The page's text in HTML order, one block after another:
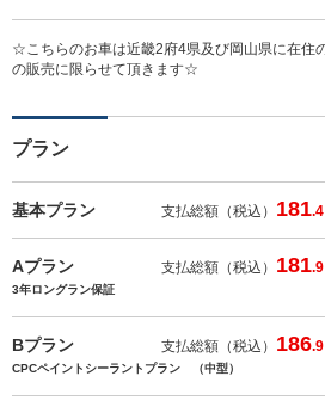
☆こちらのお車は近畿2府4県及び岡山県に在住
の販売に限らせて頂きます☆
プラン
基本プラン 支払総額（税込） 181.4
Aプラン 支払総額（税込） 181.9
3年ロングラン保証
Bプラン 支払総額（税込） 186.9
CPCペイントシーラントプラン （中型）